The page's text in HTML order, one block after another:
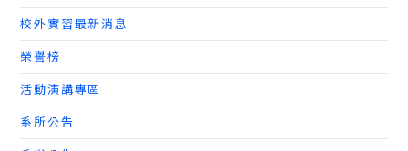
校外實習最新消息
榮譽榜
活動演講專區
系所公告